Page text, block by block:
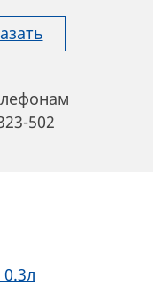
502